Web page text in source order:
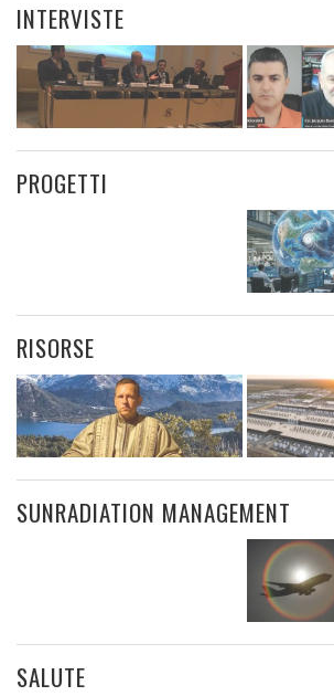
INTERVISTE
PROGETTI
RISORSE
SUNRADIATION MANAGEMENT
SALUTE